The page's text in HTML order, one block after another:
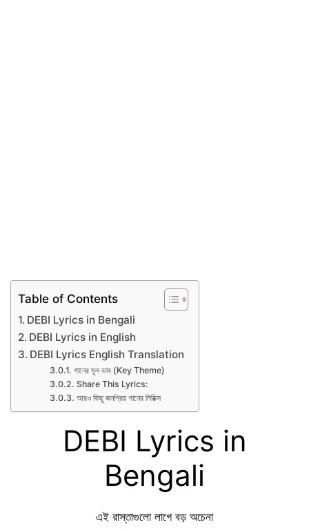
Table of Contents
DEBI Lyrics in Bengali
DEBI Lyrics in English
DEBI Lyrics English Translation
গানের মূল ভাব (Key Theme)
Share This Lyrics:
আরও কিছু জনপ্রিয় গানের লিরিক্স
DEBI Lyrics in
Bengali
এই রাস্তাগুলো লাগে বড় অচেনা